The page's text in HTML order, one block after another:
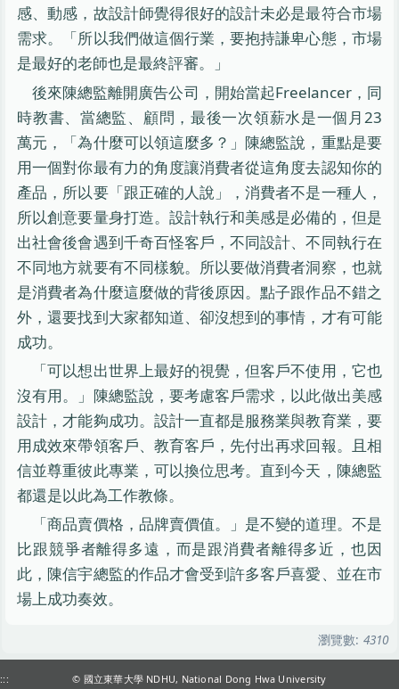
感、動感，故設計師覺得很好的設計未必是最符合市場
需求。「所以我們做這個行業，要抱持謙卑心態，市場
是最好的老師也是最終評審。」
後來陳總監離開廣告公司，開始當起Freelancer，同
時教書、當總監、顧問，最後一次領薪水是一個月23
萬元，「為什麼可以領這麼多？」陳總監說，重點是要
用一個對你最有力的角度讓消費者從這角度去認知你的
產品，所以要「跟正確的人說」，消費者不是一種人，
所以創意要量身打造。設計執行和美感是必備的，但是
出社會後會遇到千奇百怪客戶，不同設計、不同執行在
不同地方就要有不同樣貌。所以要做消費者洞察，也就
是消費者為什麼這麼做的背後原因。點子跟作品不錯之
外，還要找到大家都知道、卻沒想到的事情，才有可能
成功。
「可以想出世界上最好的視覺，但客戶不使用，它也
沒有用。」陳總監說，要考慮客戶需求，以此做出美感
設計，才能夠成功。設計一直都是服務業與教育業，要
用成效來帶領客戶、教育客戶，先付出再求回報。且相
信並尊重彼此專業，可以換位思考。直到今天，陳總監
都還是以此為工作教條。
「商品賣價格，品牌賣價值。」是不變的道理。不是
比跟競爭者離得多遠，而是跟消費者離得多近，也因
此，陳信宇總監的作品才會受到許多客戶喜愛、並在市
場上成功奏效。
瀏覽數: 4310
::: © 國立東華大學 NDHU, National Dong Hwa University